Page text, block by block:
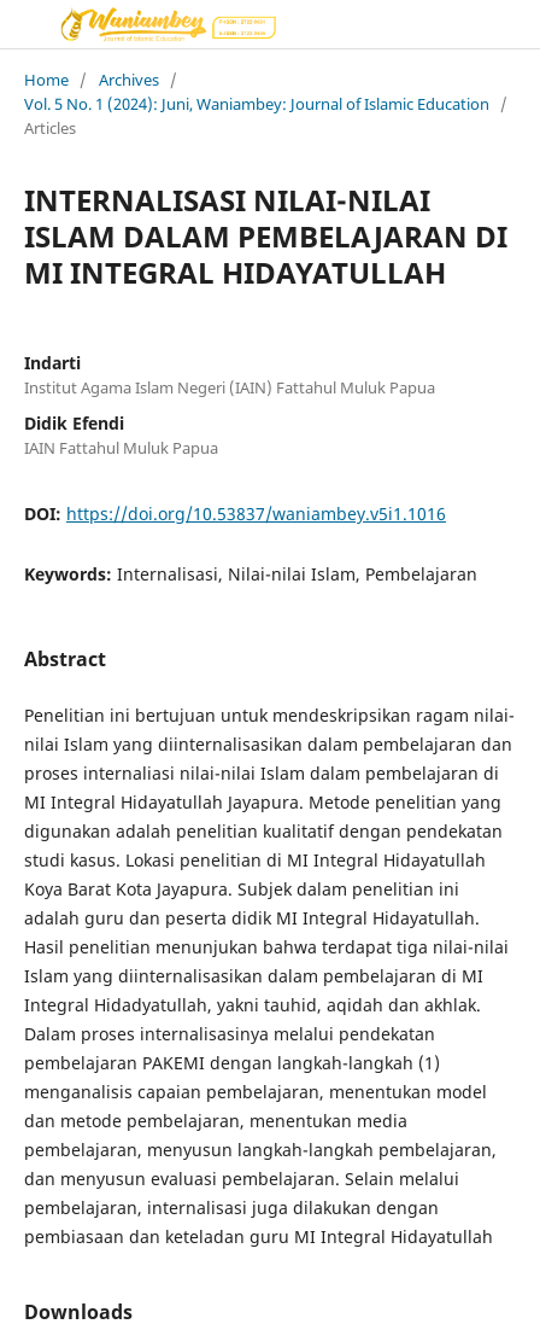
Home / Archives /
Vol. 5 No. 1 (2024): Juni, Waniambey: Journal of Islamic Education
/
Articles
INTERNALISASI NILAI-NILAI
ISLAM DALAM PEMBELAJARAN DI
MI INTEGRAL HIDAYATULLAH
Indarti
Institut Agama Islam Negeri (IAIN) Fattahul Muluk Papua
Didik Efendi
IAIN Fattahul Muluk Papua
DOI: https://doi.org/10.53837/waniambey.v5i1.1016
Keywords: Internalisasi, Nilai-nilai Islam, Pembelajaran
Abstract
Penelitian ini bertujuan untuk mendeskripsikan ragam nilai-
nilai Islam yang diinternalisasikan dalam pembelajaran dan
proses internaliasi nilai-nilai Islam dalam pembelajaran di
MI Integral Hidayatullah Jayapura. Metode penelitian yang
digunakan adalah penelitian kualitatif dengan pendekatan
studi kasus. Lokasi penelitian di MI Integral Hidayatullah
Koya Barat Kota Jayapura. Subjek dalam penelitian ini
adalah guru dan peserta didik MI Integral Hidayatullah.
Hasil penelitian menunjukan bahwa terdapat tiga nilai-nilai
Islam yang diinternalisasikan dalam pembelajaran di MI
Integral Hidadyatullah, yakni tauhid, aqidah dan akhlak.
Dalam proses internalisasinya melalui pendekatan
pembelajaran PAKEMI dengan langkah-langkah (1)
menganalisis capaian pembelajaran, menentukan model
dan metode pembelajaran, menentukan media
pembelajaran, menyusun langkah-langkah pembelajaran,
dan menyusun evaluasi pembelajaran. Selain melalui
pembelajaran, internalisasi juga dilakukan dengan
pembiasaan dan keteladan guru MI Integral Hidayatullah
Downloads